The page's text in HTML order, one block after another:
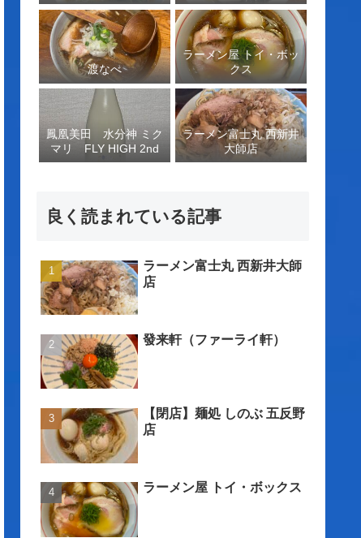
渡なべ
ラーメン屋 トイ・ボッ
クス
鳳凰美田 水分神 ミク
マリ FLY HIGH 2nd
ラーメン富士丸 西新井
大師店
良く読まれている記事
ラーメン富士丸 西新井大師
店
發来軒（ファーライ軒）
【閉店】麺処 しのぶ 五反野
店
ラーメン屋 トイ・ボックス